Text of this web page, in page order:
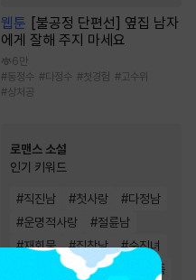
웹툰
[불공정 단편선] 옆집 남자
에게 잘해 주지 마세요
6만
#동정수 #다정수 #첫경험 #고수위
#상처공
로맨스 소설
인기 키워드
#직진남 #첫사랑 #다정남
#운명적사랑 #절륜남
#재회물 #집착남 #순진녀
#오해 #
왕족/귀족